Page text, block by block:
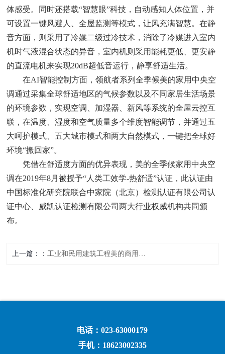
体感受。同时还搭载“智慧眼”科技，自动感知人体位置，并
可设置一键风避人、全屋监测等模式，让风充满智慧。在静
音方面，则采用了冷媒二级过冷技术，消除了冷媒进入室内
机时气液混合状态的异音，室内机则采用能耗更低、更安静
的直流电机来实现20dB超低音运行，静享舒适生活。
在AI智能控制方面，领航者系列全季候美的家用中央空
调通过采集全球舒适地区的气候参数以及不同家居生活场景
的环境参数，实现空调、加湿器、新风等系统的全屋云控互
联，在温度、湿度和空气质量多个维度智能调节，并通过五
大呵护模式、五大城市模式和两大自然模式，一键把全球好
环境“搬回家”。
凭借在舒适度方面的优异表现，美的全季候家用中央空
调在2019年8月被授予“人类工效学-热舒适”认证，此认证由
中国标准化研究院联合中家院（北京）检测认证有限公司认
证中心、威凯认证检测有限公司两大行业权威机构共同颁
布。
上一篇： 工业和民用建筑工程美的商用中央空调模块机解决方案
电话：023-63000179
手机：18623002335